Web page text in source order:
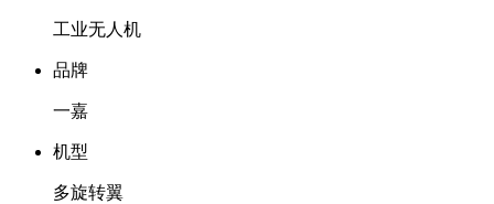
工业无人机
品牌
一嘉
机型
多旋转翼